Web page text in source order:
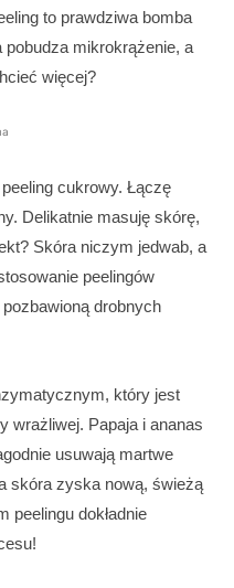
to prawdziwa bomba
pobudza mikrokrążenie, a
więcej?
cukrowy. Łączę
Delikatnie masuję skórę,
Skóra niczym jedwab, a
peelingów
drobnych
który jest
wrażliwej. Papaja i ananas
usuwają martwe
skóra zyska nową, świeżą
peelingu dokładnie